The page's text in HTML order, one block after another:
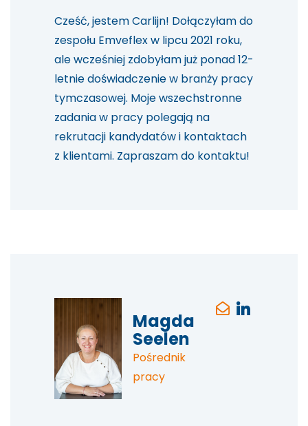
Cześć, jestem Carlijn! Dołączyłam do
zespołu Emveflex w lipcu 2021 roku,
ale wcześniej zdobyłam już ponad 12-
letnie doświadczenie w branży pracy
tymczasowej. Moje wszechstronne
zadania w pracy polegają na
rekrutacji kandydatów i kontaktach
z klientami. Zapraszam do kontaktu!
Magda
Seelen
Pośrednik
pracy